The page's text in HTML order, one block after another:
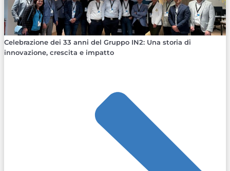
Celebrazione dei 33 anni del Gruppo IN2: Una storia di
innovazione, crescita e impatto